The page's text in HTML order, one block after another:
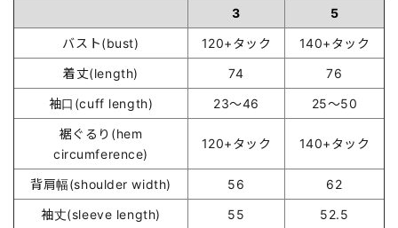
3
5
バスト(bust)
120+タック
140+タック
着丈(length)
74
76
袖口(cuff length)
23～46
25～50
裾ぐるり(hem
circumference)
120+タック 140+タック
背肩幅(shoulder width) 56
62
袖丈(sleeve length)
55
52.5